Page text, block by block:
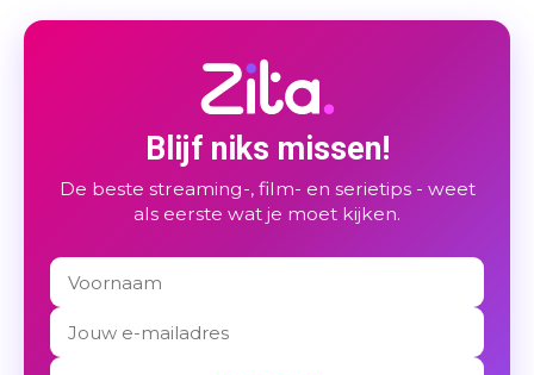
Blijf niks missen!
De beste streaming-, film- en serietips - weet
als eerste wat je moet kijken.